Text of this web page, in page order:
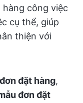
công việc
cụ thể, giúp
thiện với
đặt hàng,
đơn đặt